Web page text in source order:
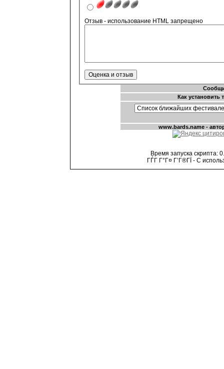
Отзыв - использование HTML запрещено
Время запуска скрипта:
ГЃГ Г°Г¤ Г’Г®ГЇ - С